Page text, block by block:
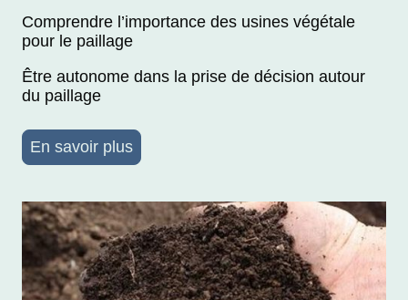
Comprendre l’importance des usines végétale
pour le paillage
Être autonome dans la prise de décision autour
du paillage
En savoir plus